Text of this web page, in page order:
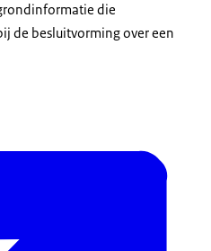
die
de besluitvorming over een